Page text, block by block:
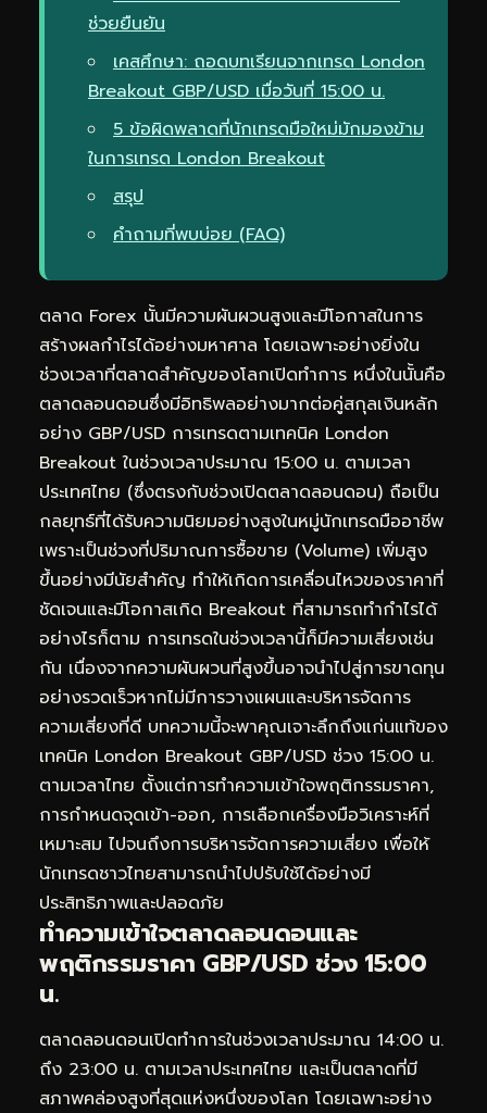
ช่วยยืนยัน
เคสศึกษา: ถอดบทเรียนจากเทรด London
Breakout GBP/USD เมื่อวันที่ 15:00 น.
5 ข้อผิดพลาดที่นักเทรดมือใหม่มักมองข้าม
ในการเทรด London Breakout
สรุป
คำถามที่พบบ่อย (FAQ)
ตลาด Forex นั้นมีความผันผวนสูงและมีโอกาสในการ
สร้างผลกำไรได้อย่างมหาศาล โดยเฉพาะอย่างยิ่งใน
ช่วงเวลาที่ตลาดสำคัญของโลกเปิดทำการ หนึ่งในนั้นคือ
ตลาดลอนดอนซึ่งมีอิทธิพลอย่างมากต่อคู่สกุลเงินหลัก
อย่าง GBP/USD การเทรดตามเทคนิค London
Breakout ในช่วงเวลาประมาณ 15:00 น. ตามเวลา
ประเทศไทย (ซึ่งตรงกับช่วงเปิดตลาดลอนดอน) ถือเป็น
กลยุทธ์ที่ได้รับความนิยมอย่างสูงในหมู่นักเทรดมืออาชีพ
เพราะเป็นช่วงที่ปริมาณการซื้อขาย (Volume) เพิ่มสูง
ขึ้นอย่างมีนัยสำคัญ ทำให้เกิดการเคลื่อนไหวของราคาที่
ชัดเจนและมีโอกาสเกิด Breakout ที่สามารถทำกำไรได้
อย่างไรก็ตาม การเทรดในช่วงเวลานี้ก็มีความเสี่ยงเช่น
กัน เนื่องจากความผันผวนที่สูงขึ้นอาจนำไปสู่การขาดทุน
อย่างรวดเร็วหากไม่มีการวางแผนและบริหารจัดการ
ความเสี่ยงที่ดี บทความนี้จะพาคุณเจาะลึกถึงแก่นแท้ของ
เทคนิค London Breakout GBP/USD ช่วง 15:00 น.
ตามเวลาไทย ตั้งแต่การทำความเข้าใจพฤติกรรมราคา,
การกำหนดจุดเข้า-ออก, การเลือกเครื่องมือวิเคราะห์ที่
เหมาะสม ไปจนถึงการบริหารจัดการความเสี่ยง เพื่อให้
นักเทรดชาวไทยสามารถนำไปปรับใช้ได้อย่างมี
ประสิทธิภาพและปลอดภัย
ทำความเข้าใจตลาดลอนดอนและ
พฤติกรรมราคา GBP/USD ช่วง 15:00
น.
ตลาดลอนดอนเปิดทำการในช่วงเวลาประมาณ 14:00 น.
ถึง 23:00 น. ตามเวลาประเทศไทย และเป็นตลาดที่มี
สภาพคล่องสูงที่สุดแห่งหนึ่งของโลก โดยเฉพาะอย่าง